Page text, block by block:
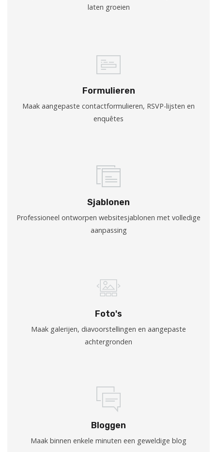
laten groeien
Formulieren
Maak aangepaste contactformulieren, RSVP-lijsten en
enquêtes
Sjablonen
Professioneel ontworpen websitesjablonen met volledige
aanpassing
Foto's
Maak galerijen, diavoorstellingen en aangepaste
achtergronden
Bloggen
Maak binnen enkele minuten een geweldige blog